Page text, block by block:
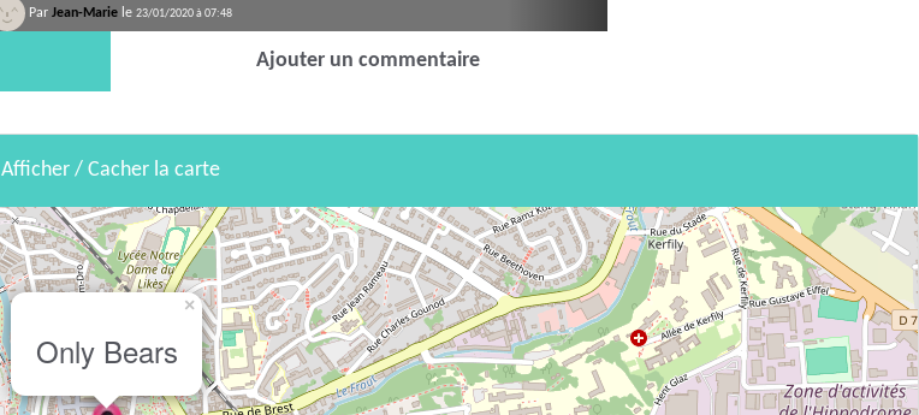
Par Jean-Marie le 23/01/2020 à 07:48
Ajouter un commentaire
Afficher / Cacher la carte
Only Bears
×